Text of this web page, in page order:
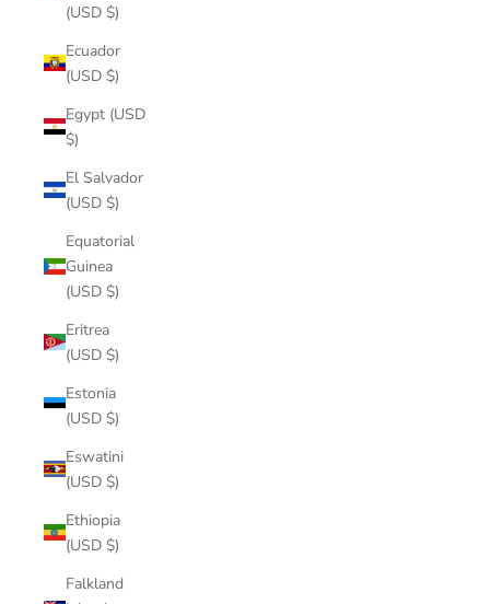
(USD $)
Ecuador
(USD $)
Egypt (USD
$)
El Salvador
(USD $)
Equatorial
Guinea
(USD $)
Eritrea
(USD $)
Estonia
(USD $)
Eswatini
(USD $)
Ethiopia
(USD $)
Falkland